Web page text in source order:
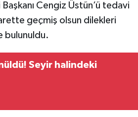
Cengiz Üstün’ü tedavi
geçmiş olsun dilekleri
bulunuldu.
Seyir halindeki